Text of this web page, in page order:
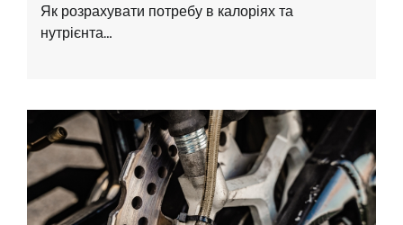
Як розрахувати потребу в калоріях та
нутрієнта…